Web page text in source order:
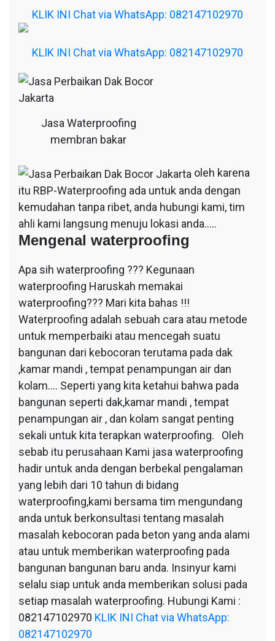
KLIK INI Chat via WhatsApp: 082147102970
KLIK INI Chat via WhatsApp: 082147102970
Jasa Waterproofing
membran bakar
oleh karena
itu RBP-Waterproofing ada untuk anda dengan
kemudahan tanpa ribet, anda hubungi kami, tim
ahli kami langsung menuju lokasi anda…..
Mengenal waterproofing
Apa sih waterproofing ??? Kegunaan
waterproofing Haruskah memakai
waterproofing??? Mari kita bahas !!!
Waterproofing adalah sebuah cara atau metode
untuk memperbaiki atau mencegah suatu
bangunan dari kebocoran terutama pada dak
,kamar mandi , tempat penampungan air dan
kolam…. Seperti yang kita ketahui bahwa pada
bangunan seperti dak,kamar mandi , tempat
penampungan air , dan kolam sangat penting
sekali untuk kita terapkan waterproofing. Oleh
sebab itu perusahaan Kami jasa waterproofing
hadir untuk anda dengan berbekal pengalaman
yang lebih dari 10 tahun di bidang
waterproofing,kami bersama tim mengundang
anda untuk berkonsultasi tentang masalah
masalah kebocoran pada beton yang anda alami
atau untuk memberikan waterproofing pada
bangunan bangunan baru anda. Insinyur kami
selalu siap untuk anda memberikan solusi pada
setiap masalah waterproofing. Hubungi Kami :
082147102970 KLIK INI Chat via WhatsApp:
082147102970